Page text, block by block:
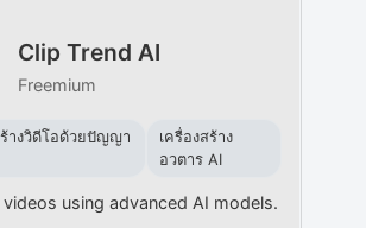
Clip Trend AI
Freemium
างวิดีโอด้วยปัญญา
เครื่องสร้าง
อวตาร AI
videos using advanced AI models.